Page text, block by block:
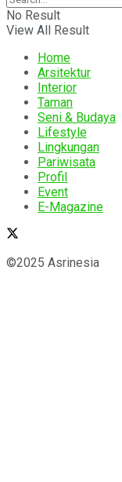
No Result
View All Result
Home
Arsitektur
Interior
Taman
Seni & Budaya
Lifestyle
Lingkungan
Pariwisata
Profil
Event
E-Magazine
©2025 Asrinesia